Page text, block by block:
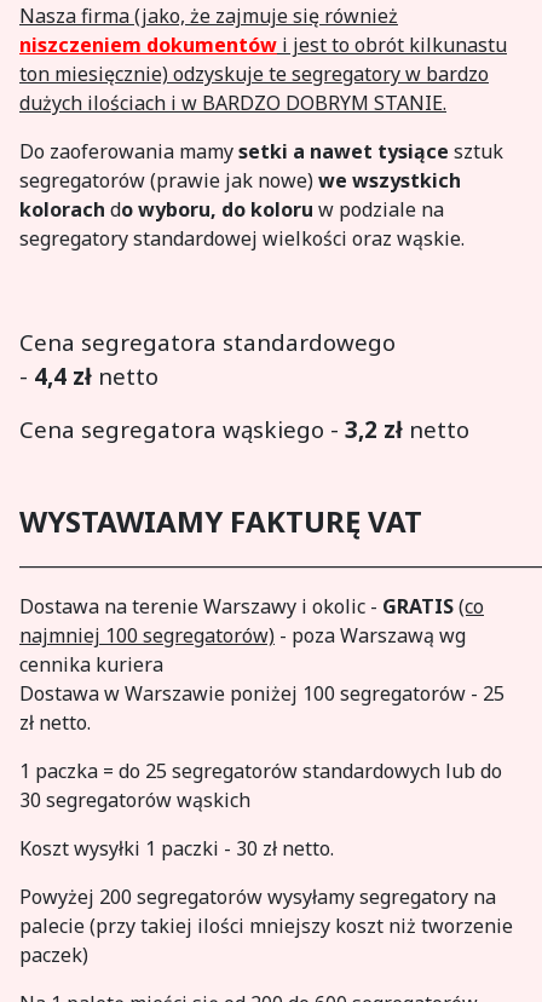
Nasza firma (jako, że zajmuje się również
niszczeniem dokumentów i jest to obrót kilkunastu
ton miesięcznie) odzyskuje te segregatory w bardzo
dużych ilościach i w BARDZO DOBRYM STANIE.
Do zaoferowania mamysetki a nawet tysiące sztuk
segregatorów (prawie jak nowe)we wszystkich
kolorach do wyboru, do koloru w podziale na
segregatory standardowej wielkości oraz wąskie.
Cena segregatora standardowego
- 4,4 zł netto
Cena segregatora wąskiego - 3,2 zł netto
WYSTAWIAMY FAKTURĘ VAT
Dostawa na terenie Warszawy i okolic - GRATIS(co
najmniej 100 segregatorów) - poza Warszawą wg
cennika kuriera
Dostawa w Warszawie poniżej 100 segregatorów - 25
zł netto.
1 paczka = do 25 segregatorów standardowych lub do
30 segregatorów wąskich
Koszt wysyłki 1 paczki - 30 zł netto.
Powyżej 200 segregatorów wysyłamy segregatory na
palecie (przy takiej ilości mniejszy koszt niż tworzenie
paczek)